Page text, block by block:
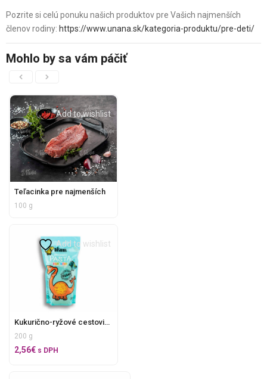
Pozrite si celú ponuku našich produktov pre Vašich najmenších
členov rodiny: https://www.unana.sk/kategoria-produktu/pre-deti/
Mohlo by sa vám páčiť
Add to wishlist
Teľacinka pre najmenších
100 g
Add to wishlist
Kukurično-ryžové cestoviny BIOSAURUS
200 g
2,56€ s DPH